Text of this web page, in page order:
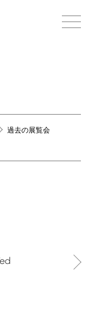
過去の展覧会